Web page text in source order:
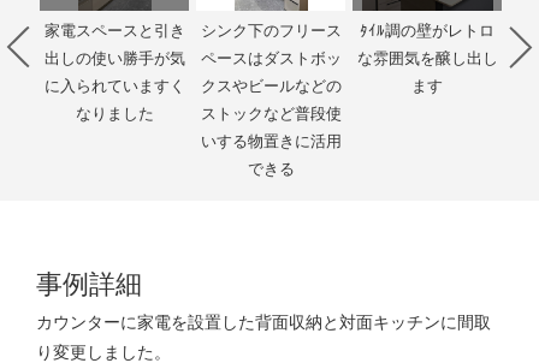
家電スペースと引き
出しの使い勝手が気
に入られていますく
なりました
シンク下のフリース
ペースはダストボッ
クスやビールなどの
ストックなど普段使
いする物置きに活用
できる
ﾀｲﾙ調の壁がレトロ
な雰囲気を醸し出し
ます
背
広
事例詳細
カウンターに家電を設置した背面収納と対面キッチンに間取
り変更しました。